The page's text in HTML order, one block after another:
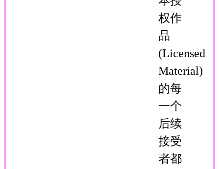
权作
品
(Licensed
Material)
的每
一个
后续
接受
者都